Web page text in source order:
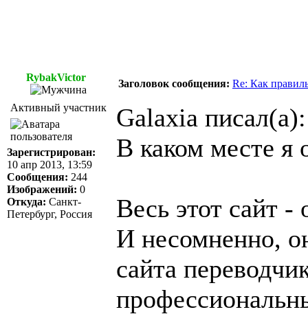
RybakVictor
Заголовок сообщения: Re: Как
Активный участник
Зарегистрирован:
10 апр 2013, 13:59
Сообщения: 244
Изображений: 0
Откуда: Санкт-
Петербург, Россия
Galaxia писал(а):
В каком месте я
Весь этот сайт -
И несомненно,
сайта